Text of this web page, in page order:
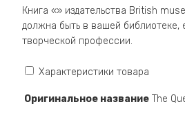
Книга «» издательства British
должна быть в вашей библиотеке,
творческой профессии.
Характеристики товара
Оригинальное название The